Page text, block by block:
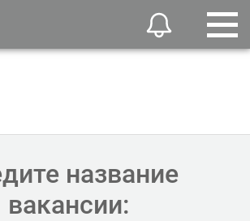
название
вакансии: